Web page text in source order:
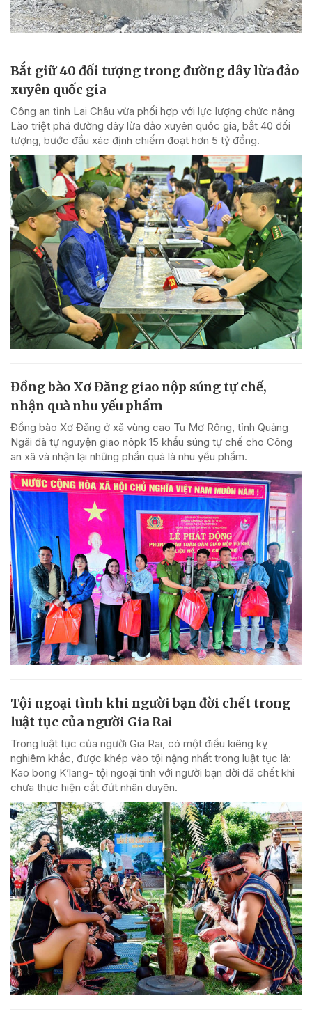
Bắt giữ 40 đối tượng trong đường dây lừa đảo
xuyên quốc gia
Công an tỉnh Lai Châu vừa phối hợp với lực lượng chức năng
Lào triệt phá đường dây lừa đảo xuyên quốc gia, bắt 40 đối
tượng, bước đầu xác định chiếm đoạt hơn 5 tỷ đồng.
Đồng bào Xơ Đăng giao nộp súng tự chế,
nhận quà nhu yếu phẩm
Đồng bào Xơ Đăng ở xã vùng cao Tu Mơ Rông, tỉnh Quảng
Ngãi đã tự nguyện giao nôpk 15 khẩu súng tự chế cho Công
an xã và nhận lại những phần quà là nhu yếu phẩm.
Tội ngoại tình khi người bạn đời chết trong
luật tục của người Gia Rai
Trong luật tục của người Gia Rai, có một điều kiêng kỵ
nghiêm khắc, được khép vào tội nặng nhất trong luật tục là:
Kao bong K’lang- tội ngoại tình với người bạn đời đã chết khi
chưa thực hiện cắt đứt nhân duyên.